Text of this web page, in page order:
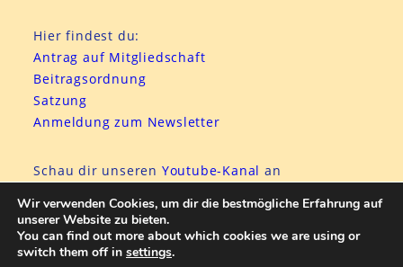
Hier findest du:
Antrag auf Mitgliedschaft
Beitragsordnung
Satzung
Anmeldung zum Newsletter
Schau dir unseren Youtube-Kanal an
Wir verwenden Cookies, um dir die bestmögliche Erfahrung auf
unserer Website zu bieten.
You can find out more about which cookies we are using or
switch them off in settings.